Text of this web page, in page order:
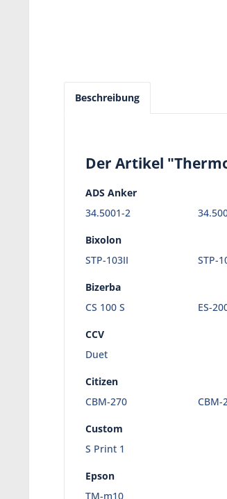
Beschreibung
Der Artikel
ADS Anker
34.5001-2
Bixolon
STP-103II
STP-
Bizerba
CS 100 S
ES-
CCV
Duet
Citizen
CBM-270
CBM-
Custom
S Print 1
Epson
TM-m10